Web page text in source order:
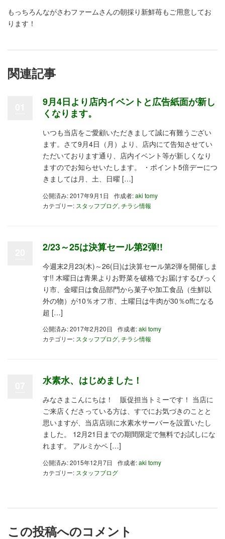
もっちろんながさわファームさんの朝採り新鮮苺もご用意してお
ります！
関連記事
9月4日より店内イベントと広告紙面が新し
くなります。
いつも当店をご愛顧いただきまして誠に有難うござい
ます。さて9月4日（月）より、店内にて告知させてい
ただいております通り、店内イベント等が新しくなり
ますのでお知らせいたします。 ・ポイント5倍デーにつ
きましては月、土、日曜 […]
公開済み: 2017年9月1日 作成者:aki tomy
カテゴリー: スタッフブログ, チラシ情報
2/23～25は決算セール第2弾!!
今週末2月23(木)～26(日)は決算セール第2弾を開催しま
す!! 木曜日は青果よりお野菜を破格でお届けするびっく
り市、金曜日は食品部門から菓子や加工食品（生鮮以
外の物）が10％オフ市、土曜日は牛肉が30％offになる
超 […]
公開済み: 2017年2月20日 作成者:aki tomy
カテゴリー: スタッフブログ, チラシ情報
水素水、はじめました！
みなさまこんにちは！ 販促担当トミーです！ 当店に
ご来店くださっている方は、すでにお気づきのことと
思いますが、当店店頭に水素水サーバーを設置いたし
ました。 12月21日までの期間限定で無料でお試しにな
れます。 アルミかペ […]
公開済み: 2015年12月7日 作成者:aki tomy
カテゴリー: スタッフブログ
この投稿へのコメント